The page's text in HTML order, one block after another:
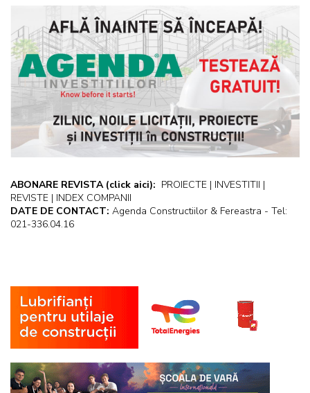
ABONARE REVISTA (click aici): PROIECTE | INVESTITII |
REVISTE | INDEX COMPANII
DATE DE CONTACT: Agenda Constructiilor & Fereastra - Tel:
021-336.04.16